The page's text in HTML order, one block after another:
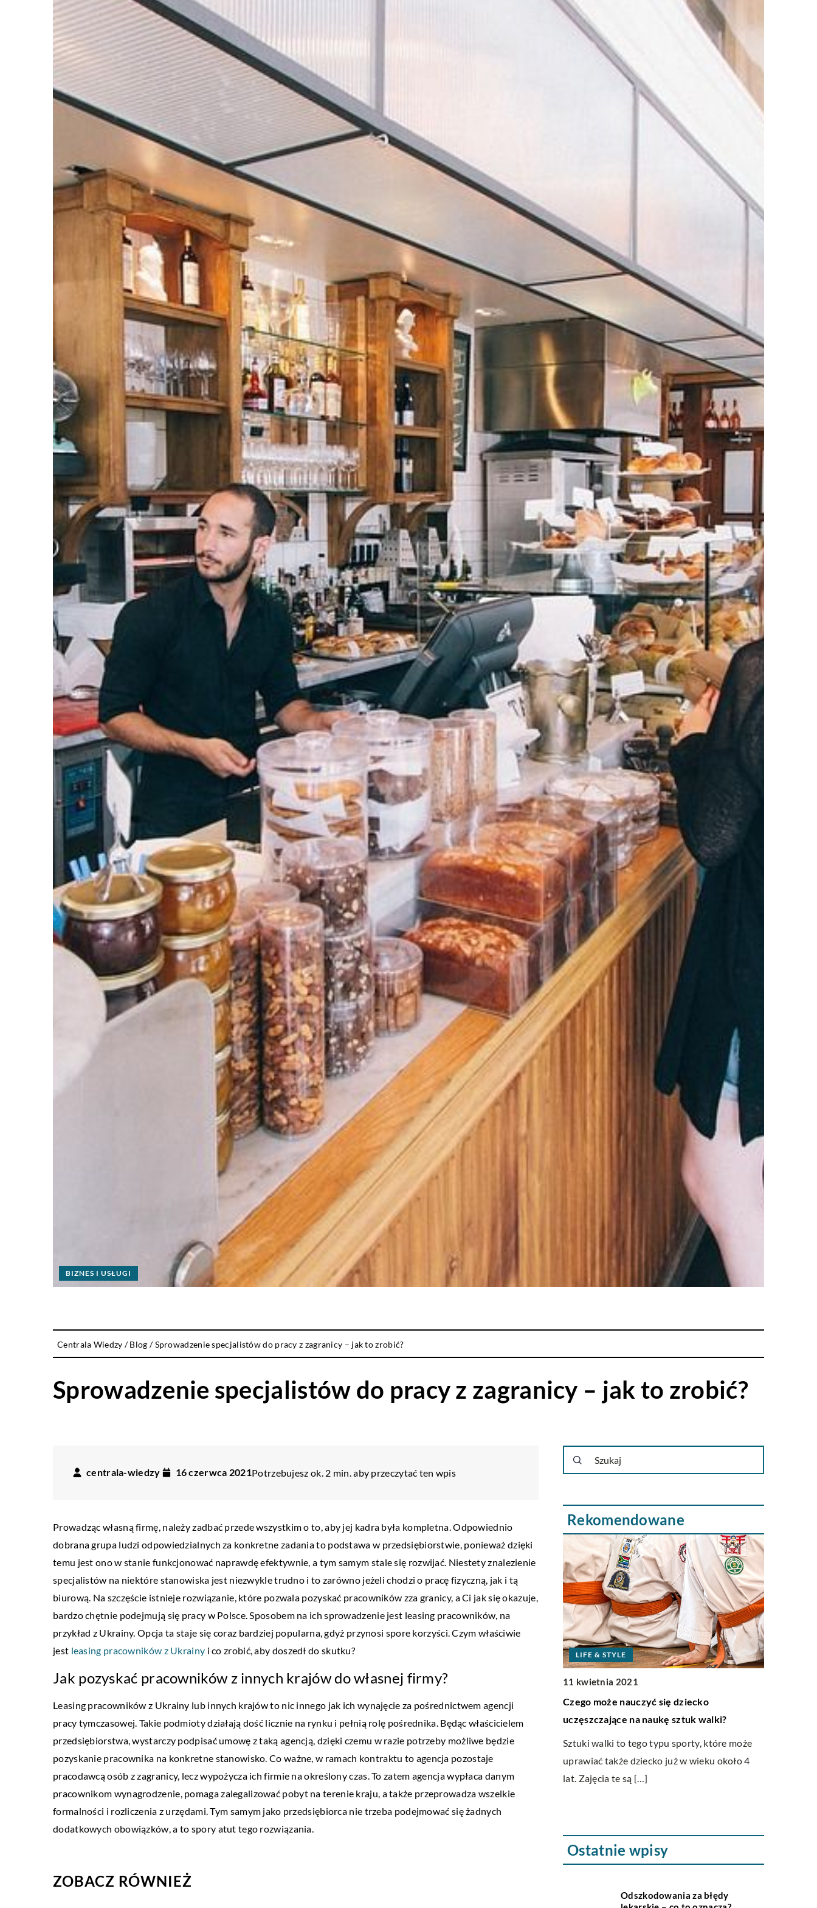
BIZNES I USŁUGI
Centrala Wiedzy /Blog /Sprowadzenie specjalistów do pracy z zagranicy – jak to zrobić?
Sprowadzenie specjalistów do pracy z zagranicy – jak to zrobić?
centrala-wiedzy 16 czerwca 2021Potrzebujesz ok. 2 min. aby przeczytać ten wpis
Prowadząc własną firmę, należy zadbać przede wszystkim o to, aby jej kadra była kompletna. Odpowiednio
dobrana grupa ludzi odpowiedzialnych za konkretne zadania to podstawa w przedsiębiorstwie, ponieważ dzięki
temu jest ono w stanie funkcjonować naprawdę efektywnie, a tym samym stale się rozwijać. Niestety znalezienie
specjalistów na niektóre stanowiska jest niezwykle trudno i to zarówno jeżeli chodzi o pracę fizyczną, jak i tą
biurową. Na szczęście istnieje rozwiązanie, które pozwala pozyskać pracowników zza granicy, a Ci jak się okazuje,
bardzo chętnie podejmują się pracy w Polsce. Sposobem na ich sprowadzenie jest leasing pracowników, na
przykład z Ukrainy. Opcja ta staje się coraz bardziej popularna, gdyż przynosi spore korzyści. Czym właściwie
jest leasing pracowników z Ukrainy i co zrobić, aby doszedł do skutku?
Jak pozyskać pracowników z innych krajów do własnej firmy?
Leasing pracowników z Ukrainy lub innych krajów to nic innego jak ich wynajęcie za pośrednictwem agencji
pracy tymczasowej. Takie podmioty działają dość licznie na rynku i pełnią rolę pośrednika. Będąc właścicielem
przedsiębiorstwa, wystarczy podpisać umowę z taką agencją, dzięki czemu w razie potrzeby możliwe będzie
pozyskanie pracownika na konkretne stanowisko. Co ważne, w ramach kontraktu to agencja pozostaje
pracodawcą osób z zagranicy, lecz wypożycza ich firmie na określony czas. To zatem agencja wypłaca danym
pracownikom wynagrodzenie, pomaga zalegalizować pobyt na terenie kraju, a także przeprowadza wszelkie
formalności i rozliczenia z urzędami. Tym samym jako przedsiębiorca nie trzeba podejmować się żadnych
dodatkowych obowiązków, a to spory atut tego rozwiązania.
ZOBACZ RÓWNIEŻ
Rekomendowane
DOM
06 lipca 2019
Ile kosztują drewniane podłogi?
Drewno to materiał niezwykle często
wykorzystywany do produkcji podłóg. Jego
popularność wynika przede wszystkim z
naturalności, szlachetności oraz wysokiej
trwałości. […]
TECHNOLOGIA
25 czerwca 2020
Kiedy wykonuje się ozonowanie?
Współcześnie jedną z bardziej popularnych i
skutecznych metod dezynfekcji jest
ozonowanie. Polega ono na eliminowaniu
szkodliwych bakterii, wirusów i grzybów […]
11 kwietnia 2021
Czego może nauczyć się dziecko
uczęszczające na naukę sztuk walki?
Sztuki walki to tego typu sporty, które może
uprawiać także dziecko już w wieku około 4
lat. Zajęcia te są […]
DOM
06 lipca 2019
Ile kosztują drewniane podłogi?
Drewno to materiał niezwykle często
wykorzystywany do produkcji podłóg. Jego
popularność wynika przede wszystkim z
naturalności, szlachetności oraz wysokiej
Ostatnie wpisy
Odszkodowania za błędy